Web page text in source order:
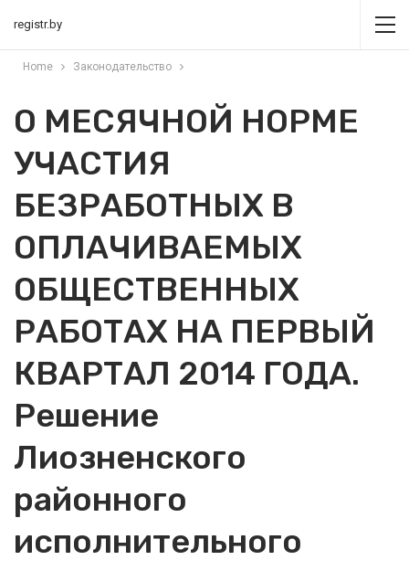
registr.by
Home Законодательство
О МЕСЯЧНОЙ НОРМЕ
УЧАСТИЯ
БЕЗРАБОТНЫХ В
ОПЛАЧИВАЕМЫХ
ОБЩЕСТВЕННЫХ
РАБОТАХ НА ПЕРВЫЙ
КВАРТАЛ 2014 ГОДА.
Решение
Лиозненского
районного
исполнительного